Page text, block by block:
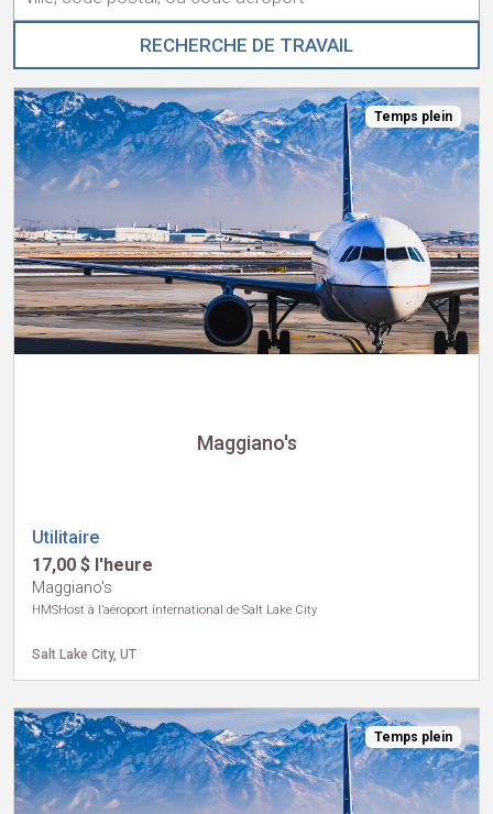
Temps plein
Maggiano's
Utilitaire
17,00 $ l'heure
Maggiano's
HMSHost à l’aéroport international de Salt Lake City
Salt Lake City, UT
Temps plein